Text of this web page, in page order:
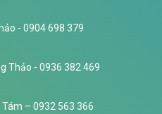
- 0904 698 379
Thảo - 0936 382 469
Tám – 0932 563 366